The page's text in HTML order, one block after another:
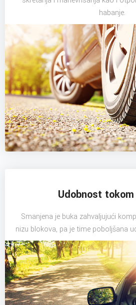
habanje.
Udobnost
Smanjena je buka zahvaljujući
nizu blokova, pa je time poboljšana